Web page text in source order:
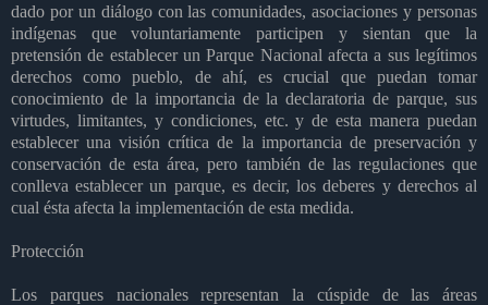
dado por un diálogo con las comunidades, asociaciones y personas
indígenas que voluntariamente participen y sientan que la
pretensión de establecer un Parque Nacional afecta a sus legítimos
derechos como pueblo, de ahí, es crucial que puedan tomar
conocimiento de la importancia de la declaratoria de parque, sus
virtudes, limitantes, y condiciones, etc. y de esta manera puedan
establecer una visión crítica de la importancia de preservación y
conservación de esta área, pero también de las regulaciones que
conlleva establecer un parque, es decir, los deberes y derechos al
cual ésta afecta la implementación de esta medida.
Protección
Los parques nacionales representan la cúspide de las áreas